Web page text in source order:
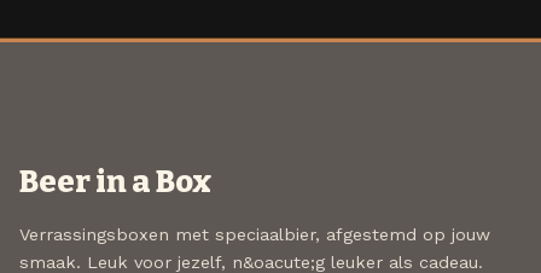
Beer in a Box
Verrassingsboxen met speciaalbier, afgestemd op jouw
smaak. Leuk voor jezelf, n&oacute;g leuker als cadeau.